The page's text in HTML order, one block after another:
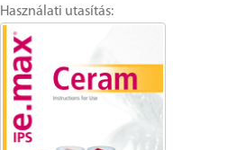
Használati utasítás: